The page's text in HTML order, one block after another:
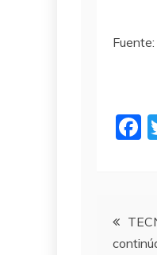
F
b